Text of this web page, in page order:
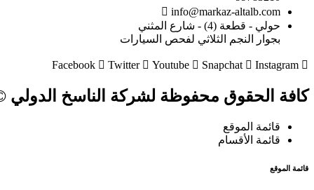
info@markaz-altalb.com
حولي - قطعة (4) - شارع المثني
بجوار النجم الثلاثي لفحص السيارات
Facebook Twitter Youtube Snapchat Instagram
كافة الحقوق محفوظة لشركة الناسخ الدولي ©
قائمة الموقع
قائمة الأقسام
قائمة الموقع